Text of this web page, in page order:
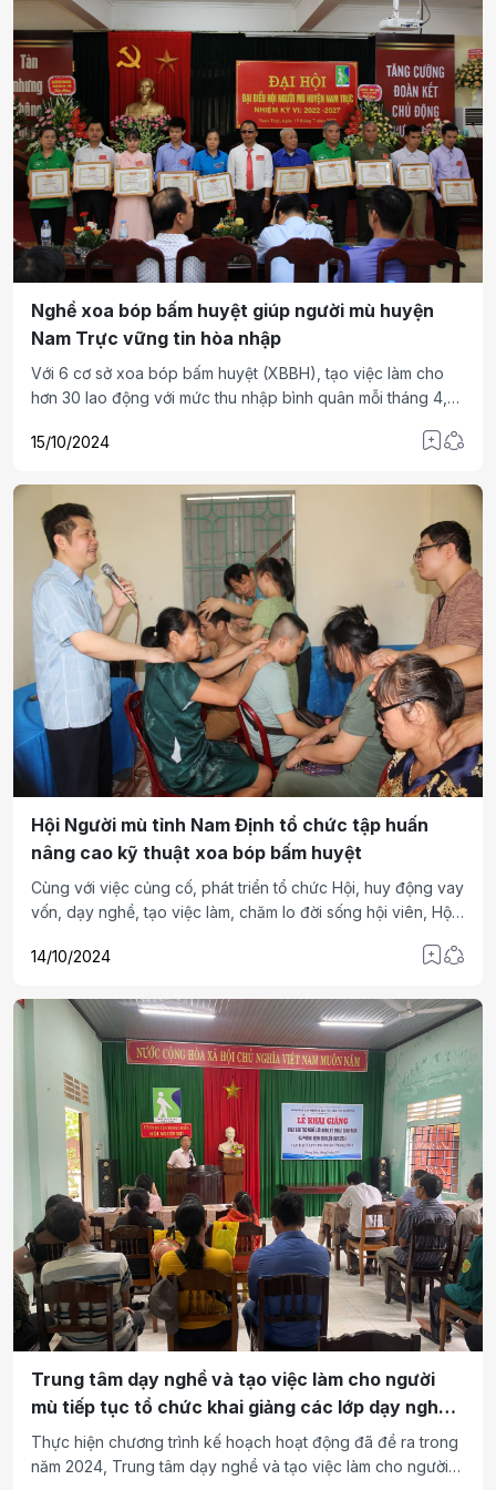
Nghề xoa bóp bấm huyệt giúp người mù huyện
Nam Trực vững tin hòa nhập
Với 6 cơ sở xoa bóp bấm huyệt (XBBH), tạo việc làm cho
hơn 30 lao động với mức thu nhập bình quân mỗi tháng 4,5
thuật cao tại cơ sở XBBH số 195 Quán Chiền, TL490C, xã
Hội Người mù huyện Nam Trực, tỉnh Nam Định đang tự tin,
gắn bó với nghề, nỗ lực vươn lên hòa nhập cộng đồng.
15/10/2024
Hội Người mù tỉnh Nam Định tổ chức tập huấn
nâng cao kỹ thuật xoa bóp bấm huyệt
Cùng với việc củng cố, phát triển tổ chức Hội, huy động vay
vốn, dạy nghề, tạo việc làm, chăm lo đời sống hội viên, Hội
nâng cao tay nghề xoa bóp bấm huyệt (XBBH) nhằm đáp
14/10/2024
Trung tâm dạy nghề và tạo việc làm cho người
mù tiếp tục tổ chức khai giảng các lớp dạy nghề
năm 2024
Thực hiện chương trình kế hoạch hoạt động đã đề ra trong
năm 2024, Trung tâm dạy nghề và tạo việc làm cho người